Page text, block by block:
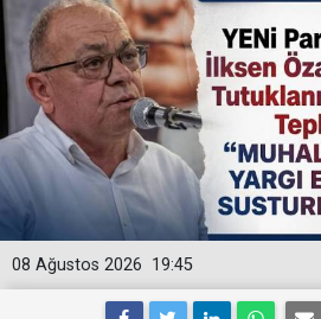
19:45
08 Ağustos 2026